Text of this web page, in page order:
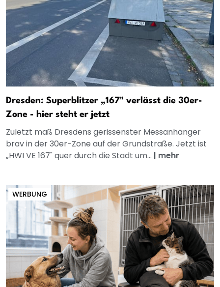
Dresden: Superblitzer „167" verlässt die 30er-
Zone - hier steht er jetzt
Zuletzt maß Dresdens gerissenster Messanhänger
brav in der 30er-Zone auf der Grundstraße. Jetzt ist
„HWI VE 167" quer durch die Stadt um... | mehr
WERBUNG